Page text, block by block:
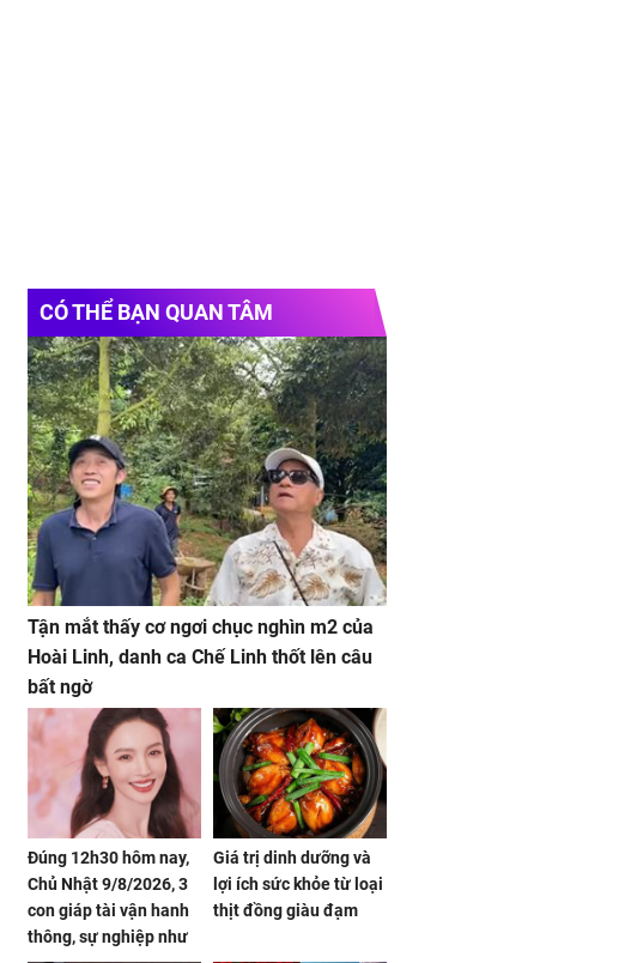
CÓ THỂ BẠN QUAN TÂM
Tận mắt thấy cơ ngơi chục nghìn m2 của
Hoài Linh, danh ca Chế Linh thốt lên câu
bất ngờ
Đúng 12h30 hôm nay,
Chủ Nhật 9/8/2026, 3
con giáp tài vận hanh
thông, sự nghiệp như
Giá trị dinh dưỡng và
lợi ích sức khỏe từ loại
thịt đồng giàu đạm